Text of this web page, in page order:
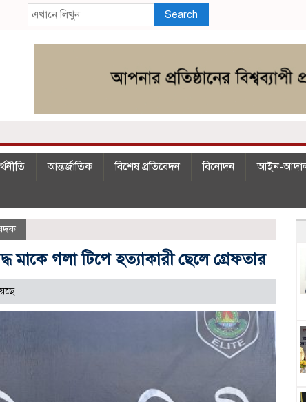
Search
আন্তর্জাতিক বিশেষ প্রতিবেদন বিনোদন আইন-
মাকে গলা টিপে হত্যাকারী ছেলে গ্রেফতার